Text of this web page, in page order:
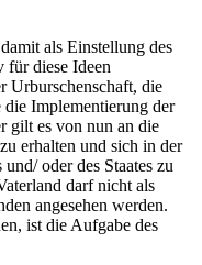
als Einstellung des
für diese Ideen
Urburschenschaft, die
die Implementierung der
gilt es von nun an die
erhalten und sich in der
oder des Staates zu
darf nicht als
angesehen werden.
ist die Aufgabe des